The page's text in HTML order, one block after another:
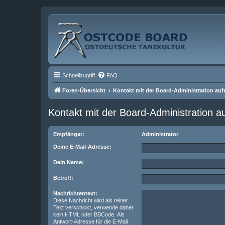
Schnellzugriff FAQ
Foren-Übersicht Kontakt mit der Board-Administration
Kontakt mit der Board-Administration
Empfänger: Administrator
Deine E-Mail-Adresse:
Dein Name:
Betreff:
Nachrichtentext:
Diese Nachricht wird als reiner
Text verschickt, verwende daher
kein HTML oder BBCode. Als
Antwort-Adresse für die E-Mail